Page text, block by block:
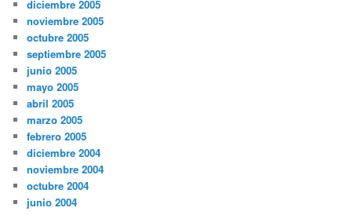
diciembre 2005
noviembre 2005
octubre 2005
septiembre 2005
junio 2005
mayo 2005
abril 2005
marzo 2005
febrero 2005
diciembre 2004
noviembre 2004
octubre 2004
junio 2004